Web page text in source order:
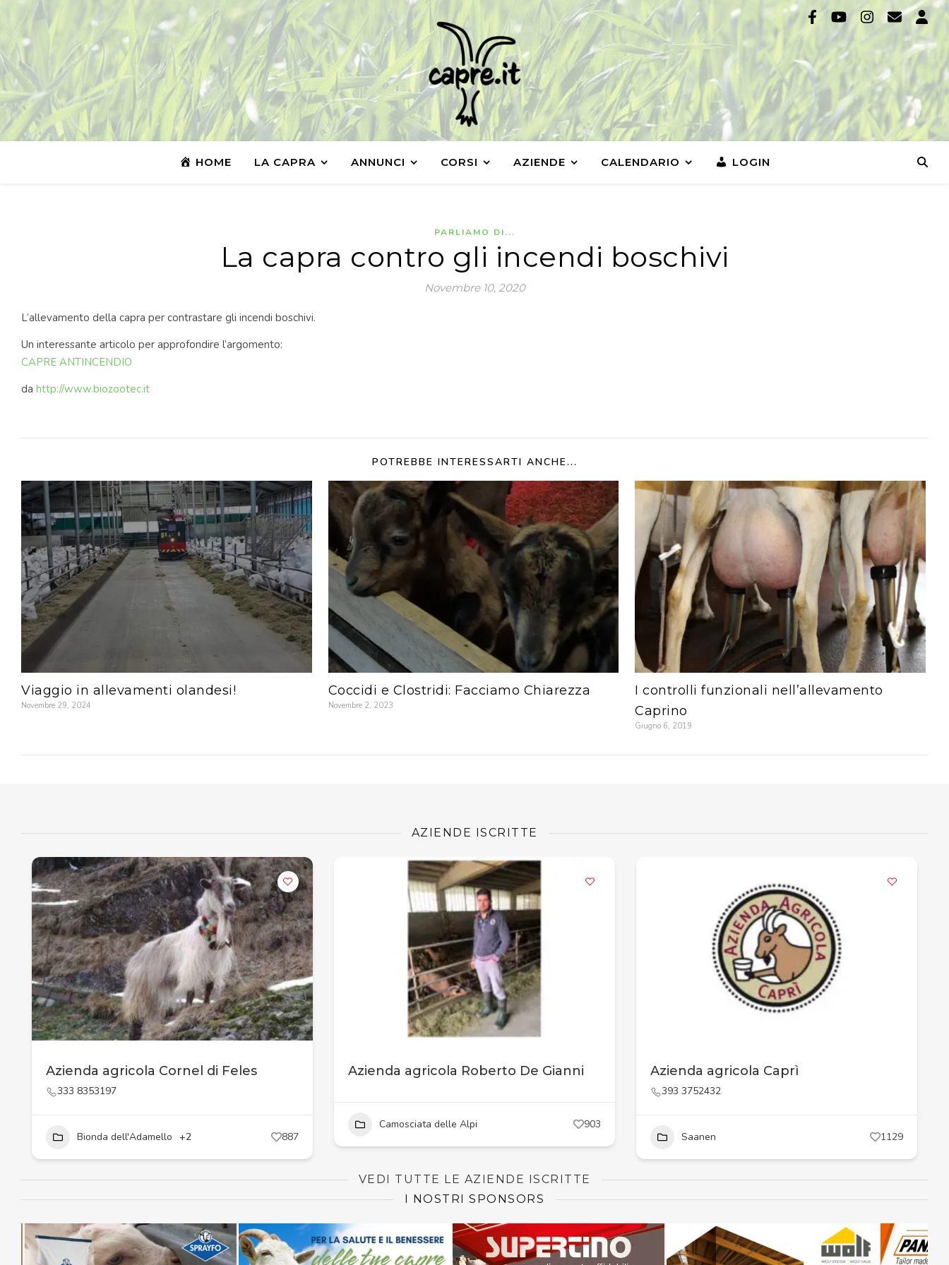
HOME LA CAPRA ANNUNCI CORSI AZIENDE CALENDARIO LOGIN
PARLIAMO DI...
La capra contro gli incendi boschivi
Novembre 10, 2020
L’allevamento della capra per contrastare gli incendi boschivi.
Un interessante articolo per approfondire l’argomento:
CAPRE ANTINCENDIO
da http://www.biozootec.it
POTREBBE INTERESSARTI ANCHE...
Viaggio in allevamenti olandesi!
Novembre 29, 2024
Coccidi e Clostridi: Facciamo Chiarezza
Novembre 2, 2023
I controlli funzionali nell’allevamento
Caprino
Giugno 6, 2019
AZIENDE ISCRITTE
Azienda agricola Cornel di Feles
333 8353197
Bionda dell'Adamello +2 887
Azienda agricola Roberto De Gianni
Camosciata delle Alpi 903
Azienda agricola Caprì
393 3752432
Saanen 1129
VEDI TUTTE LE AZIENDE ISCRITTE
I NOSTRI SPONSORS